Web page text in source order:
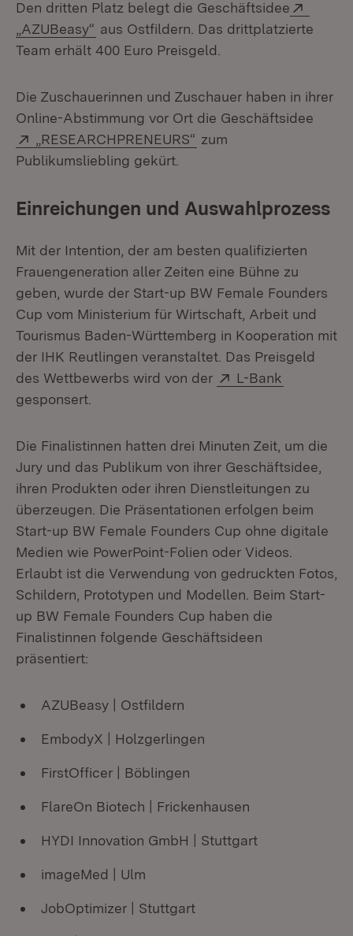
Den dritten Platz belegt die Geschäftsidee
„AZUBeasy“ (Öffnet in neuem Fenster)
aus Ostfildern. Das drittplatzierte
Team erhält 400 Euro Preisgeld.
Die Zuschauerinnen und Zuschauer haben in ihrer
Online-Abstimmung vor Ort die Geschäftsidee
Extern:
„RESEARCHPRENEURS“ (Öffnet in neuem
zum
Publikumsliebling gekürt.
Einreichungen und Auswahlprozess
Mit der Intention, der am besten qualifizierten
Frauengeneration aller Zeiten eine Bühne zu
geben, wurde der Start-up BW Female Founders
Cup vom Ministerium für Wirtschaft, Arbeit und
Tourismus Baden-Württemberg in Kooperation mit
der IHK Reutlingen veranstaltet. Das Preisgeld
des Wettbewerbs wird von der
Extern:
L-Bank
gesponsert.
Die Finalistinnen hatten drei Minuten Zeit, um die
Jury und das Publikum von ihrer Geschäftsidee,
ihren Produkten oder ihren Dienstleitungen zu
überzeugen. Die Präsentationen erfolgen beim
Start-up BW Female Founders Cup ohne digitale
Medien wie PowerPoint-Folien oder Videos.
Erlaubt ist die Verwendung von gedruckten Fotos,
Schildern, Prototypen und Modellen. Beim Start-
up BW Female Founders Cup haben die
Finalistinnen folgende Geschäftsideen
präsentiert:
AZUBeasy | Ostfildern
EmbodyX | Holzgerlingen
FirstOfficer | Böblingen
FlareOn Biotech | Frickenhausen
HYDI Innovation GmbH | Stuttgart
imageMed | Ulm
JobOptimizer | Stuttgart